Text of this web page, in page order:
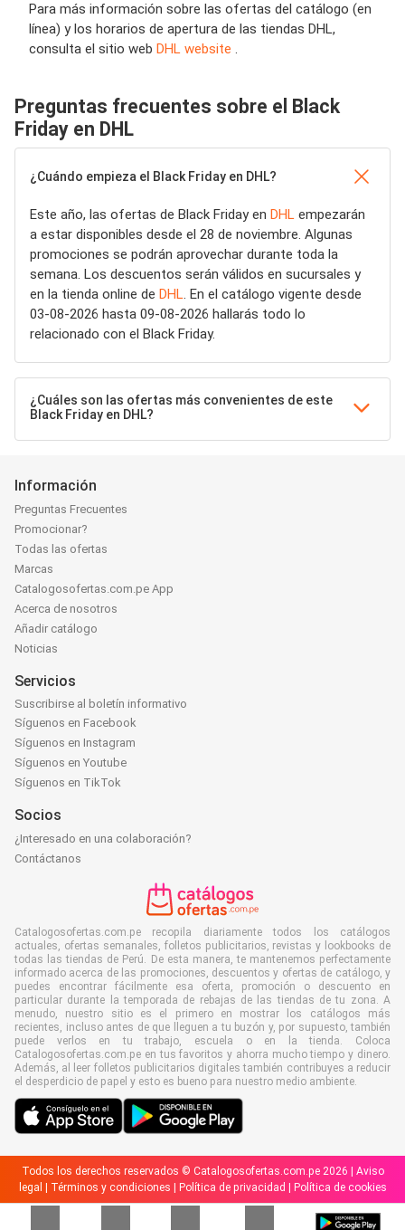
Para más información sobre las ofertas del catálogo (en
línea) y los horarios de apertura de las tiendas DHL,
consulta el sitio web DHL website .
Preguntas frecuentes sobre el Black
Friday en DHL
¿Cuándo empieza el Black Friday en DHL?
Este año, las ofertas de Black Friday en DHL empezarán
a estar disponibles desde el 28 de noviembre. Algunas
promociones se podrán aprovechar durante toda la
semana. Los descuentos serán válidos en sucursales y
en la tienda online de DHL. En el catálogo vigente desde
03-08-2026 hasta 09-08-2026 hallarás todo lo
relacionado con el Black Friday.
¿Cuáles son las ofertas más convenientes de este
Black Friday en DHL?
Información
Preguntas Frecuentes
Promocionar?
Todas las ofertas
Marcas
Catalogosofertas.com.pe App
Acerca de nosotros
Añadir catálogo
Noticias
Servicios
Suscribirse al boletín informativo
Síguenos en Facebook
Síguenos en Instagram
Síguenos en Youtube
Síguenos en TikTok
Socios
¿Interesado en una colaboración?
Contáctanos
Catalogosofertas.com.pe recopila diariamente todos los catálogos
actuales, ofertas semanales, folletos publicitarios, revistas y lookbooks de
todas las tiendas de Perú. De esta manera, te mantenemos perfectamente
informado acerca de las promociones, descuentos y ofertas de catálogo, y
puedes encontrar fácilmente esa oferta, promoción o descuento en
particular durante la temporada de rebajas de las tiendas de tu zona. A
menudo, nuestro sitio es el primero en mostrar los catálogos más
recientes, incluso antes de que lleguen a tu buzón y, por supuesto, también
puede verlos en tu trabajo, escuela o en la tienda. Coloca
Catalogosofertas.com.pe en tus favoritos y ahorra mucho tiempo y dinero.
Además, al leer folletos publicitarios digitales también contribuyes a reducir
el desperdicio de papel y esto es bueno para nuestro medio ambiente.
Todos los derechos reservados © Catalogosofertas.com.pe 2026 | Aviso
legal
Términos y condiciones Política de privacidad Política de cookies